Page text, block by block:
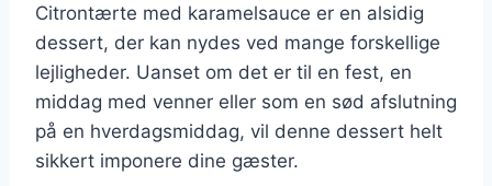
Citrontærte med karamelsauce er en alsidig
dessert, der kan nydes ved mange forskellige
lejligheder. Uanset om det er til en fest, en
middag med venner eller som en sød afslutning
på en hverdagsmiddag, vil denne dessert helt
sikkert imponere dine gæster.